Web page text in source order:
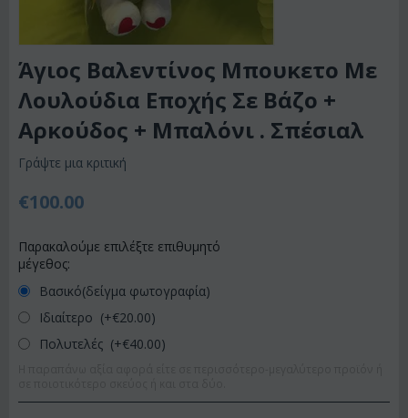
Άγιος Βαλεντίνος Μπουκετο Με
Λουλούδια Εποχής Σε Βάζο +
Αρκούδος + Μπαλόνι . Σπέσιαλ
Γράψτε μια κριτική
€100.00
Παρακαλούμε επιλέξτε επιθυμητό
μέγεθος:
Βασικό(δείγμα φωτογραφία)
Ιδιαίτερο (+€20.00)
Πολυτελές (+€40.00)